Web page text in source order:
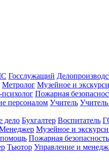
Госслужащий
Метролог Музейное и
Пожарная
персоналом Учитель
дело Бухгалтер Воспитатель
Музейное и
Пожарная безопасность
Тьютор Управление и